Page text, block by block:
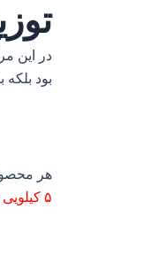
در این
بود
هر
۵ کیلویی خالص